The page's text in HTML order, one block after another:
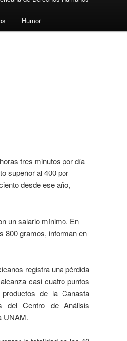
Humor
tres minutos por día
superior al 400 por
desde ese año,
un salario mínimo. En
800 gramos, informan en
registra una pérdida
casi cuatro puntos
de la Canasta
del Centro de Análisis
UNAM.